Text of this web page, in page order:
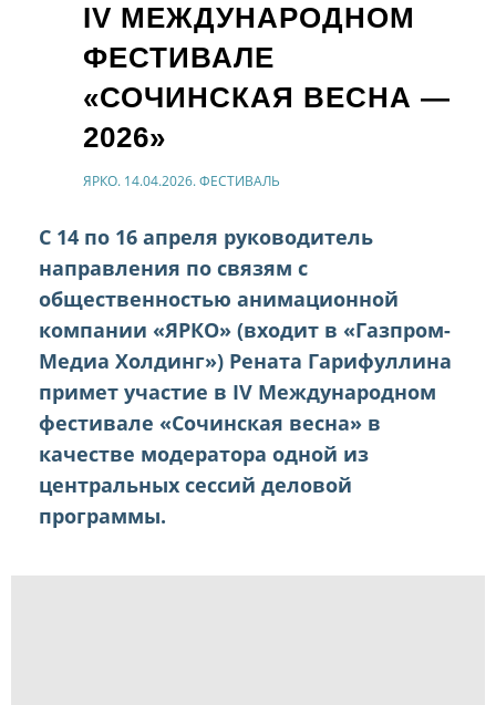
IV МЕЖДУНАРОДНОМ
ФЕСТИВАЛЕ
«СОЧИНСКАЯ ВЕСНА —
2026»
ЯРКО. 14.04.2026. ФЕСТИВАЛЬ
С 14 по 16 апреля руководитель
направления по связям с
общественностью анимационной
компании «ЯРКО» (входит в «Газпром-
Медиа Холдинг») Рената Гарифуллина
примет участие в IV Международном
фестивале «Сочинская весна» в
качестве модератора одной из
центральных сессий деловой
программы.